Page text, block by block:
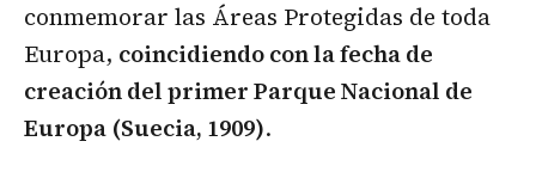
conmemorar las Áreas Protegidas de toda
Europa, coincidiendo con la fecha de
creación del primer Parque Nacional de
Europa (Suecia, 1909).